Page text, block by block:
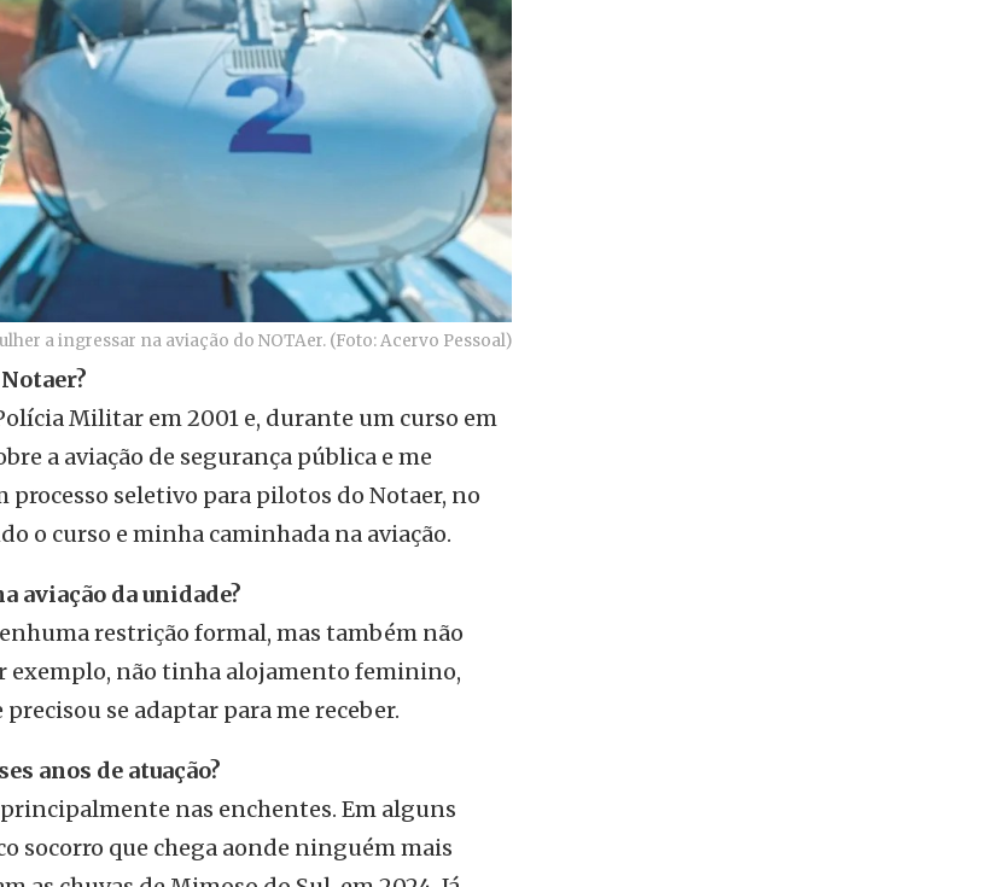
a ingressar na aviação do NOTAer. (Foto: Acervo Pessoal)
Militar em 2001 e, durante um curso em
a aviação de segurança pública e me
processo seletivo para pilotos do Notaer, no
o curso e minha caminhada na aviação.
aviação da unidade?
restrição formal, mas também não
exemplo, não tinha alojamento feminino,
se adaptar para me receber.
anos de atuação?
nas enchentes. Em alguns
socorro que chega aonde ninguém mais